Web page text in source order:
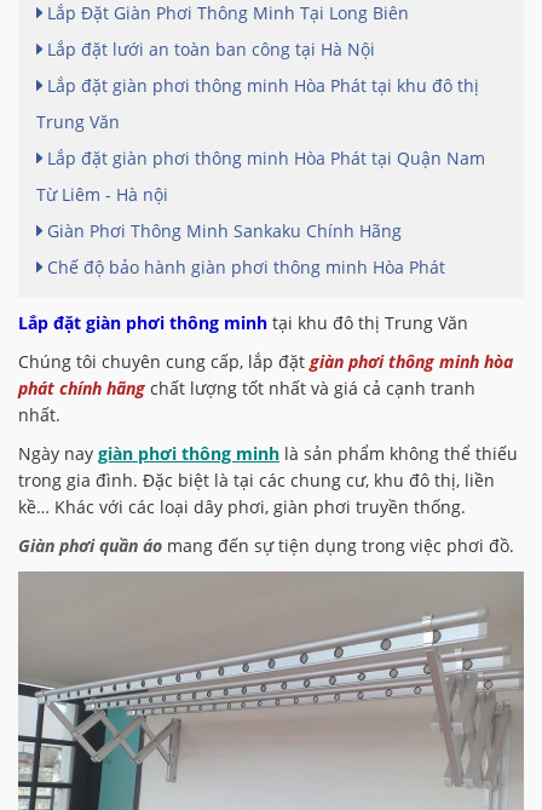
Lắp Đặt Giàn Phơi Thông Minh Tại Long Biên
Lắp đặt lưới an toàn ban công tại Hà Nội
Lắp đặt giàn phơi thông minh Hòa Phát tại khu đô thị
Trung Văn
Lắp đặt giàn phơi thông minh Hòa Phát tại Quận Nam
Từ Liêm - Hà nội
Giàn Phơi Thông Minh Sankaku Chính Hãng
Chế độ bảo hành giàn phơi thông minh Hòa Phát
Lắp đặt giàn phơi thông minh tại khu đô thị Trung Văn
Chúng tôi chuyên cung cấp, lắp đặt giàn phơi thông minh hòa
phát chính hãng chất lượng tốt nhất và giá cả cạnh tranh
nhất.
Ngày nay giàn phơi thông minh là sản phẩm không thể thiếu
trong gia đình. Đặc biệt là tại các chung cư, khu đô thị, liền
kề… Khác với các loại dây phơi, giàn phơi truyền thống.
Giàn phơi quần áo mang đến sự tiện dụng trong việc phơi đồ.